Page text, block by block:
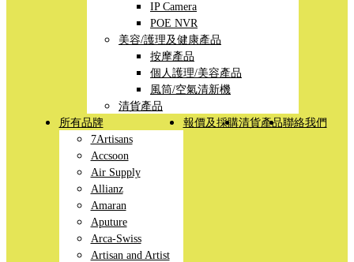
IP Camera
POE NVR
美容/護理及健康產品
按摩產品
個人護理/美容產品
風筒/空氣清新機
清貨產品
所有品牌
7Artisans
Accsoon
Air Supply
Allianz
Amaran
Aputure
Arca-Swiss
Artisan and Artist
報價及採購清貨產品聯絡我們